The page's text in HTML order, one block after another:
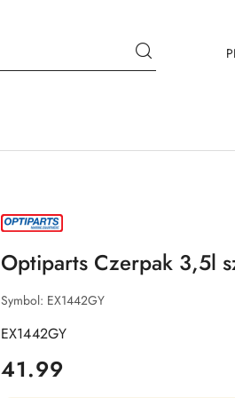
NAZWA
PRODUCENTA:
Optiparts Czerpak 3,5l
Symbol: EX1442GY
EX1442GY
cena:
41.99